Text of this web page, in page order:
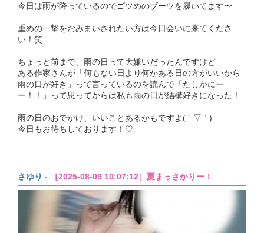
今日は雨が降っているのでゴツめのブーツを履いてます〜
重めの一撃をおみまいされたい方は今日会いに来てくださ
い！笑
ちょっと前まで、雨の日って大嫌いだったんですけど
ある作家さんが「何もない日より何かある日の方がいいから
雨の日が好き」って言っているのを読んで「たしかにー
ー！！」って思ってからは私も雨の日が結構好きになった！
雨の日のおでかけ、いいことあるかもですよ( ´ ▽ ` )
今日もお待ちしております！♡
さゆり - ［2025-08-09 10:07:12］夏まっさかりー！